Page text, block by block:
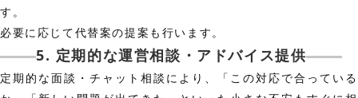
す。
必要に応じて代替案の提案も行います。
5. 定期的な運営相談・アドバイス提供
定期的な面談・チャット相談により、「この対応で合っている